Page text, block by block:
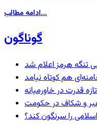
ادامه مطالب...
گوناگون
هم کوتاه نیامد
قدرت در خاورمیانه
و شکاف در حکومت
را سرنگون کند؟